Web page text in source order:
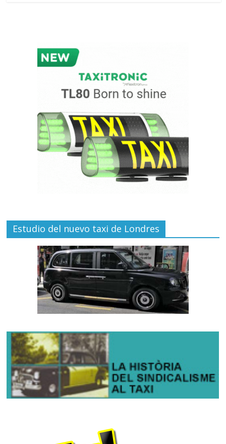
Estudio del nuevo taxi de Londres